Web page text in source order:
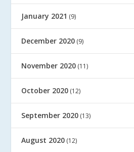
January 2021 (9)
December 2020 (9)
November 2020 (11)
October 2020 (12)
September 2020 (13)
August 2020 (12)